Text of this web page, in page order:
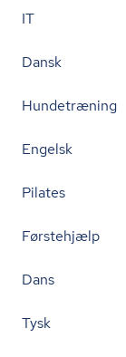
IT
Dansk
Hundetræning
Engelsk
Pilates
Førstehjælp
Dans
Tysk